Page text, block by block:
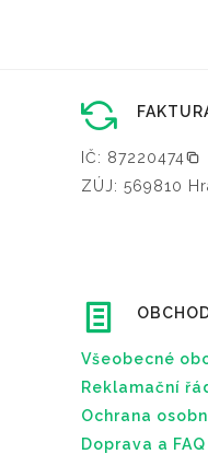
IČ: 87220474
ZÚJ: 569810
Všeobecné
Reklamační
Ochrana
Doprava a FAQ